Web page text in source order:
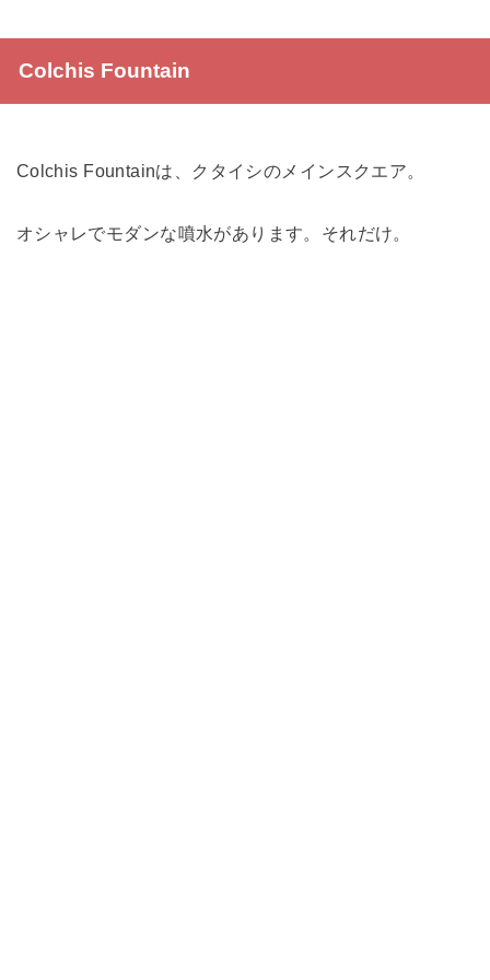
Colchis Fountain
Colchis Fountainは、クタイシのメインスクエア。
オシャレでモダンな噴水があります。それだけ。